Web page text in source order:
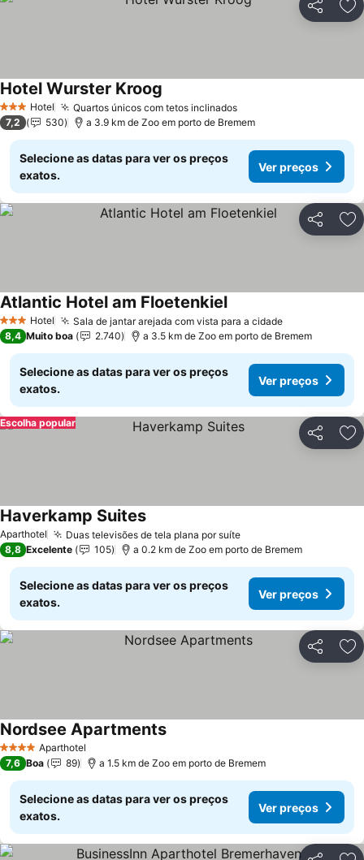
Partilhar
3 EstrelasHotel Quartos únicos com tetos inclinadosVer preços
Hotel Wurster Kroog
7,2 530 a 3.9 km de Zoo em porto de Bremem
Selecione as datas para ver os preços
exatos.
Ver preços
Partilhar
3 EstrelasHotel Sala de jantar arejada com vista para a cidadeVer preços
Atlantic Hotel am FloetenkielVer preços
8,4 Muito boa 2.740 a 3.5 km de Zoo em porto de Bremem
Selecione as datas para ver os preços
exatos.
Ver preços
Partilhar
Escolha popular
Aparthotel Duas televisões de tela plana por suíteVer preços
Haverkamp SuitesVer preços
8,8 Excelente 105 a 0.2 km de Zoo em porto de Bremem
Selecione as datas para ver os preços
exatos.
Ver preços
Partilhar
4 EstrelasAparthotel
Nordsee ApartmentsVer preços
7,6 Boa 89 a 1.5 km de Zoo em porto de Bremem
Selecione as datas para ver os preços
exatos.
Ver preços